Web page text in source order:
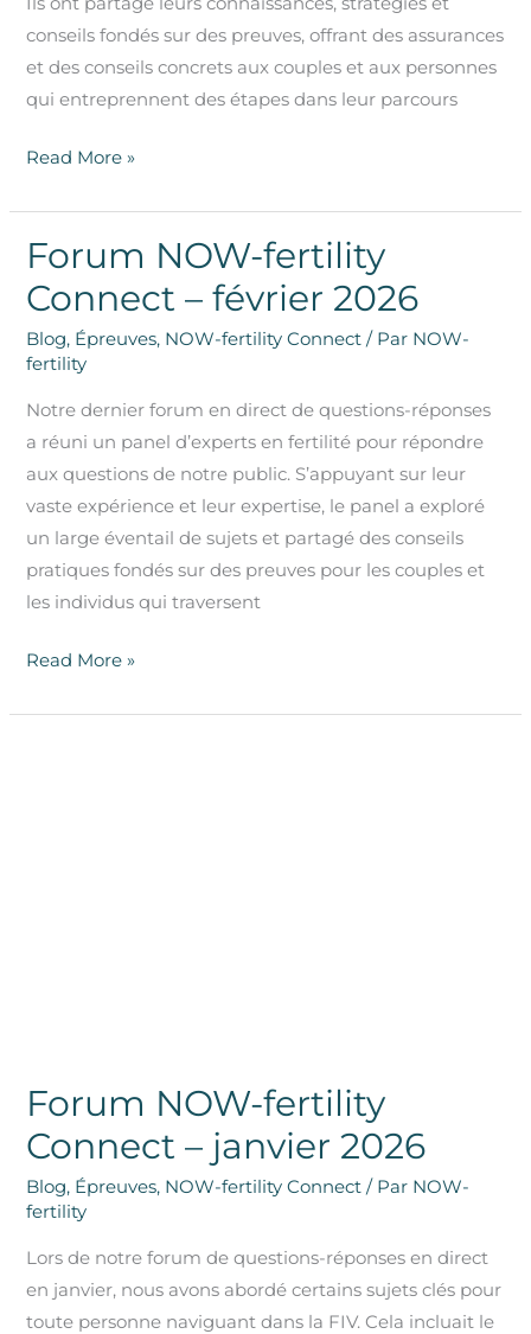
conseils fondés sur des preuves, offrant des assurances
et des conseils concrets aux couples et aux personnes
qui entreprennent des étapes dans leur parcours
Read More »
Forum NOW-fertility
Connect – février 2026
Blog, Épreuves, NOW-fertility Connect / Par NOW-
fertility
Notre dernier forum en direct de questions-réponses
a réuni un panel d’experts en fertilité pour répondre
aux questions de notre public. S’appuyant sur leur
vaste expérience et leur expertise, le panel a exploré
un large éventail de sujets et partagé des conseils
pratiques fondés sur des preuves pour les couples et
les individus qui traversent
Forum
NOW-
fertility
Connect
février
2026
Read More »
Forum NOW-fertility
Connect – janvier 2026
Blog, Épreuves, NOW-fertility Connect / Par NOW-
fertility
Lors de notre forum de questions-réponses en direct
en janvier, nous avons abordé certains sujets clés pour
toute personne naviguant dans la FIV. Cela incluait le